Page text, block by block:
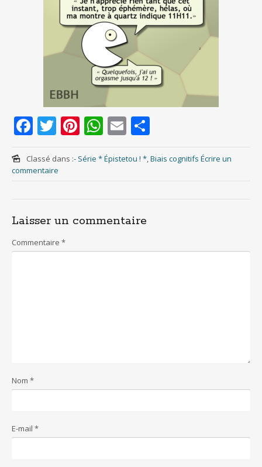
F
ac
e
b
o
o
k
T
w
itt
er
Pi
nt
er
e
st
W
h
at
s
A
p
E
m
ai
l
h
ar
e
Classé dans :- Série * Épistetou ! *,Biais cognitifs Écrire un
commentaire
Laisser un commentaire
Commentaire *
Nom *
E-mail *